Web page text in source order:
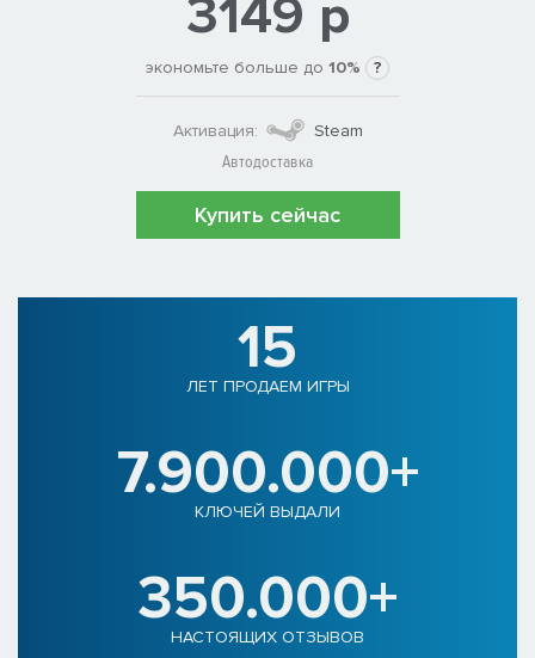
3149 р
экономьте больше до 10% ?
Активация:
Steam
Автодоставка
Купить сейчас
15
ЛЕТ ПРОДАЕМ ИГРЫ
7.900.000+
КЛЮЧЕЙ ВЫДАЛИ
350.000+
НАСТОЯЩИХ ОТЗЫВОВ